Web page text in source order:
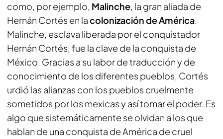
como, por ejemplo, Malinche, la gran aliada de
Hernán Cortés en lacolonización de América.
Malinche, esclava liberada por el conquistador
Hernán Cortés, fue la clave de la conquista de
México. Gracias a su labor de traducción y de
conocimiento de los diferentes pueblos, Cortés
urdió las alianzas con los pueblos cruelmente
sometidos por los mexicas y así tomar el poder. Es
algo que sistemáticamente se olvidan a los que
hablan de una conquista de América de cruel